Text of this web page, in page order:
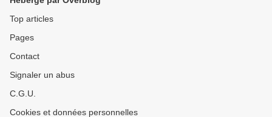
Top articles
Pages
Contact
Signaler un abus
C.G.U.
Cookies et données personnelles